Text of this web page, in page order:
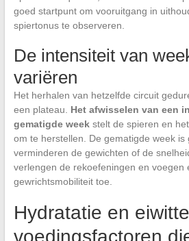
goed startpunt om vooruitgang in
spiertonus te observeren.
De intensiteit van
variëren
Het herhalen van hetzelfde circuit
een plateau. Het afwisselen van een
gematigde weekstelt de spieren en
om te herstellen. De gematigde week is
verminderen de gewichten of de
verlengen de rekoefeningen en voegen
gewrichtsmobiliteit toe.
Hydratatie en